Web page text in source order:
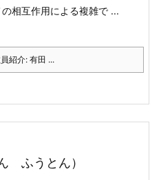
相互作用による複雑で ...
紹介: 有田 ...
ふうとん）